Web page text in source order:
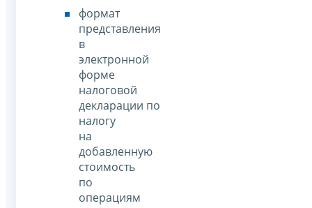
формат
представления
в
электронной
форме
налоговой
декларации по
налогу
на
добавленную
стоимость
по
операциям